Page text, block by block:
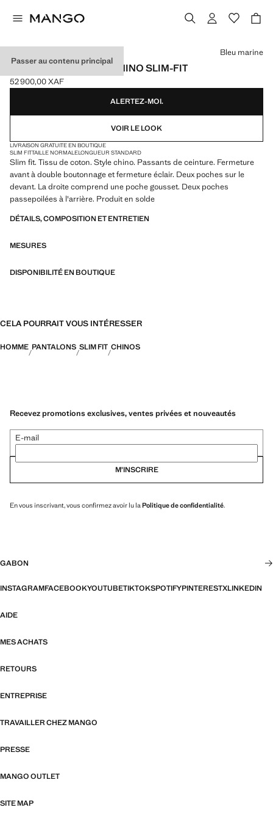
Passer au contenu principal
PANTALON DUBLINO CHINO SLIM-FIT
Prix actuel [52 900,00 XAF ]
52 900,00 XAF
Choisissez une couleur
Bleu marine
ALERTEZ-MOI.
VOIR LE LOOK
LIVRAISON GRATUITE EN BOUTIQUE
SLIM FITTAILLE NORMALELONGUEUR STANDARD
Slim fit. Tissu de coton. Style chino. Passants de ceinture. Fermeture
avant à double boutonnage et fermeture éclair. Deux poches sur le
devant. La droite comprend une poche gousset. Deux poches
passepoilées à l'arrière. Produit en solde
DÉTAILS, COMPOSITION ET ENTRETIEN
MESURES
DISPONIBILITÉ EN BOUTIQUE
CELA POURRAIT VOUS INTÉRESSER
HOMME PANTALONS SLIM FIT CHINOS
Recevez promotions exclusives, ventes privées et nouveautés
E-mail
M’INSCRIRE
En vous inscrivant, vous confirmez avoir lu la Politique de confidentialité.
GABON
INSTAGRAMFACEBOOKYOUTUBETIKTOKSPOTIFYPINTERESTXLINKEDIN
AIDE
MES ACHATS
RETOURS
ENTREPRISE
TRAVAILLER CHEZ MANGO
PRESSE
MANGO OUTLET
SITE MAP